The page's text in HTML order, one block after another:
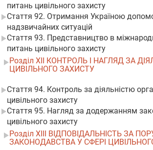
питань цивільного захисту
Стаття 92. Отримання Україною
надзвичайних ситуацій
Стаття 93. Представництво в
питань цивільного захисту
Розділ XII КОНТРОЛЬ І НАГЛЯД ЗА
ЦИВІЛЬНОГО ЗАХИСТУ
Стаття 94. Контроль за діяльністю
цивільного захисту
Стаття 95. Нагляд за додержанням
цивільного захисту
Розділ XIII ВІДПОВІДАЛЬНІСТЬ ЗА
ЗАКОНОДАВСТВА У СФЕРІ